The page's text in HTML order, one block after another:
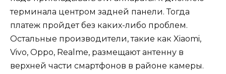
терминала центром задней панели. Тогда
платеж пройдет без каких-либо проблем.
Остальные производители, такие как Xiaomi,
Vivo, Oppo, Realme, размещают антенну в
верхней части смартфонов в районе камеры.